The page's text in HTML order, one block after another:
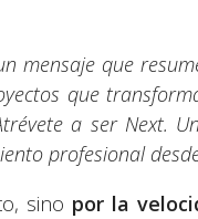
mensaje que
que
a ser Next.
profesional
sino por la